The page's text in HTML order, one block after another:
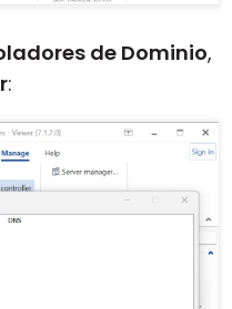
de Dominio,
: